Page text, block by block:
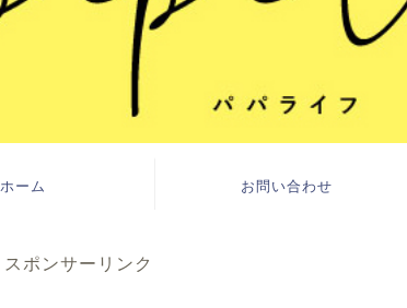
ホーム お問い合わせ
スポンサーリンク